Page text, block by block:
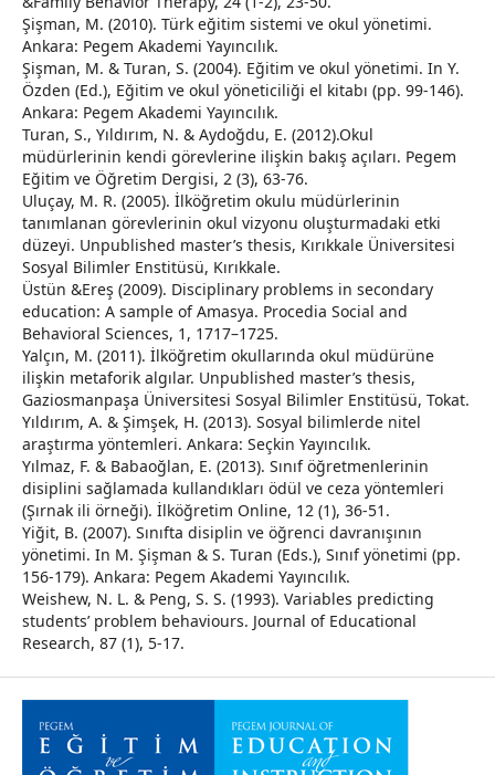
Şişman, M. (2010). Türk eğitim sistemi ve okul yönetimi.
Ankara: Pegem Akademi Yayıncılık.
Şişman, M. & Turan, S. (2004). Eğitim ve okul yönetimi. In Y.
Özden (Ed.), Eğitim ve okul yöneticiliği el kitabı (pp. 99-146).
Ankara: Pegem Akademi Yayıncılık.
Turan, S., Yıldırım, N. & Aydoğdu, E. (2012).Okul
müdürlerinin kendi görevlerine ilişkin bakış açıları. Pegem
Eğitim ve Öğretim Dergisi, 2 (3), 63-76.
Uluçay, M. R. (2005). İlköğretim okulu müdürlerinin
tanımlanan görevlerinin okul vizyonu oluşturmadaki etki
düzeyi. Unpublished master’s thesis, Kırıkkale Üniversitesi
Sosyal Bilimler Enstitüsü, Kırıkkale.
Üstün &Ereş (2009). Disciplinary problems in secondary
education: A sample of Amasya. Procedia Social and
Behavioral Sciences, 1, 1717–1725.
Yalçın, M. (2011). İlköğretim okullarında okul müdürüne
ilişkin metaforik algılar. Unpublished master’s thesis,
Gaziosmanpaşa Üniversitesi Sosyal Bilimler Enstitüsü, Tokat.
Yıldırım, A. & Şimşek, H. (2013). Sosyal bilimlerde nitel
araştırma yöntemleri. Ankara: Seçkin Yayıncılık.
Yılmaz, F. & Babaoğlan, E. (2013). Sınıf öğretmenlerinin
disiplini sağlamada kullandıkları ödül ve ceza yöntemleri
(Şırnak ili örneği). İlköğretim Online, 12 (1), 36-51.
Yiğit, B. (2007). Sınıfta disiplin ve öğrenci davranışının
yönetimi. In M. Şişman & S. Turan (Eds.), Sınıf yönetimi (pp.
156-179). Ankara: Pegem Akademi Yayıncılık.
Weishew, N. L. & Peng, S. S. (1993). Variables predicting
students’ problem behaviours. Journal of Educational
Research, 87 (1), 5-17.